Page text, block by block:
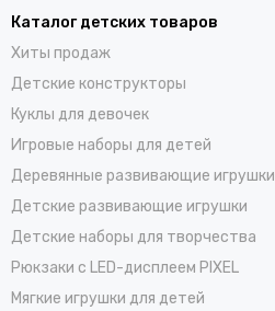
Каталог детских товаров
Хиты продаж
Детские конструкторы
Куклы для девочек
Игровые наборы для детей
Деревянные развивающие игрушки
Детские развивающие игрушки
Детские наборы для творчества
Рюкзаки с LED-дисплеем PIXEL
Мягкие игрушки для детей